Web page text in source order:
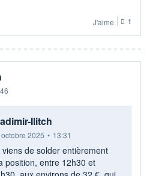
J'aime 1
Ilitch
2025 • 13:31
viens de solder entièrement
position, entre 12h30 et